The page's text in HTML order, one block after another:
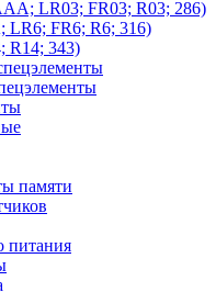
LR03; FR03; R03; 286)
LR6; FR6; R6; 316)
R14; 343)
памяти
питания